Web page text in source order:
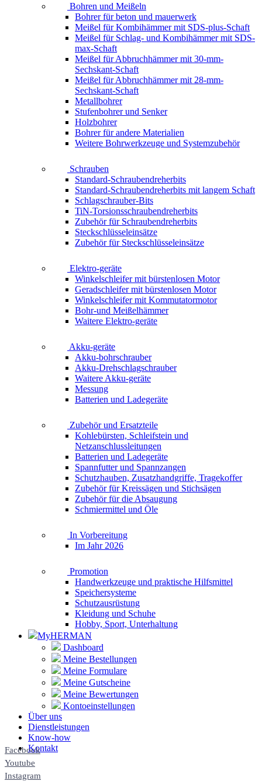
Bohren und Meißeln
Bohrer für beton und mauerwerk
Meißel für Kombihämmer mit SDS-plus-Schaft
Meißel für Schlag- und Kombihämmer mit SDS-
max-Schaft
Meißel für Abbruchhämmer mit 30-mm-
Sechskant-Schaft
Meißel für Abbruchhämmer mit 28-mm-
Sechskant-Schaft
Metallbohrer
Stufenbohrer und Senker
Holzbohrer
Bohrer für andere Materialien
Weitere Bohrwerkzeuge und Systemzubehör
Schrauben
Standard-Schraubendreherbits
Standard-Schraubendreherbits mit langem Schaft
Schlagschrauber-Bits
TiN-Torsionsschraubendreherbits
Zubehör für Schraubendreherbits
Steckschlüsseleinsätze
Zubehör für Steckschlüsseleinsätze
Elektro-geräte
Winkelschleifer mit bürstenlosen Motor
Geradschleifer mit bürstenlosen Motor
Winkelschleifer mit Kommutatormotor
Bohr-und Meißelhämmer
Waitere Elektro-geräte
Akku-geräte
Akku-bohrschrauber
Akku-Drehschlagschrauber
Waitere Akku-geräte
Messung
Batterien und Ladegeräte
Zubehör und Ersatzteile
Kohlebürsten, Schleifstein und
Netzanschlussleitungen
Batterien und Ladegeräte
Spannfutter und Spannzangen
Schutzhauben, Zusatzhandgriffe, Tragekoffer
Zubehör für Kreissägen und Stichsägen
Zubehör für die Absaugung
Schmiermittel und Öle
In Vorbereitung
Im Jahr 2026
Promotion
Handwerkzeuge und praktische Hilfsmittel
Speichersysteme
Schutzausrüstung
Kleidung und Schuhe
Hobby, Sport, Unterhaltung
MyHERMAN
Dashboard
Meine Bestellungen
Meine Formulare
Meine Gutscheine
Meine Bewertungen
Kontoeinstellungen
Über uns
Dienstleistungen
Know-how
Kontakt
Facebook
Youtube
Instagram